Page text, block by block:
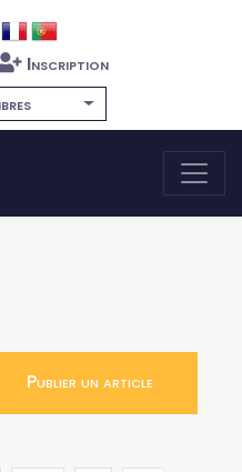
Inscription
Publier un article